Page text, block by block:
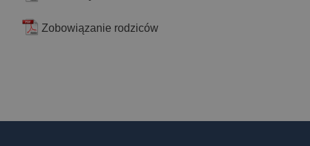
Zobowiązanie rodziców